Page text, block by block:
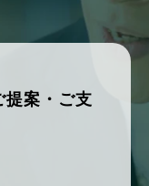
提案・ご支